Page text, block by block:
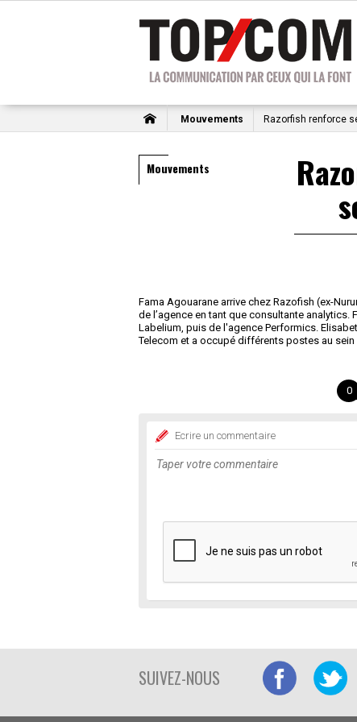
Mouvements Razorfish renforce
Mouvements
Fama Agouarane arrive chez Razofish (ex-
de l’agence en tant que consultante
Labelium, puis de l'agence Performics.
Telecom et a occupé différents postes au
0
Ecrire un commentaire
SUIVEZ-NOUS